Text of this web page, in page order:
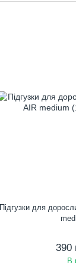
Підгузки для
390
В